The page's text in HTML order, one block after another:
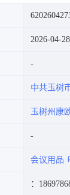
2026-04-
中共玉树
玉树州康
会议用品
：